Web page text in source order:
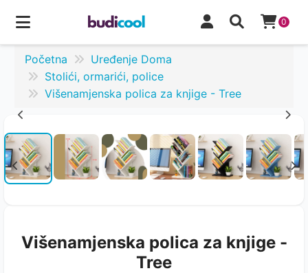
0
Početna
Uređenje Doma
Stolići, ormarići, police
Višenamjenska polica za knjige - Tree
Višenamjenska polica za knjige -
Tree